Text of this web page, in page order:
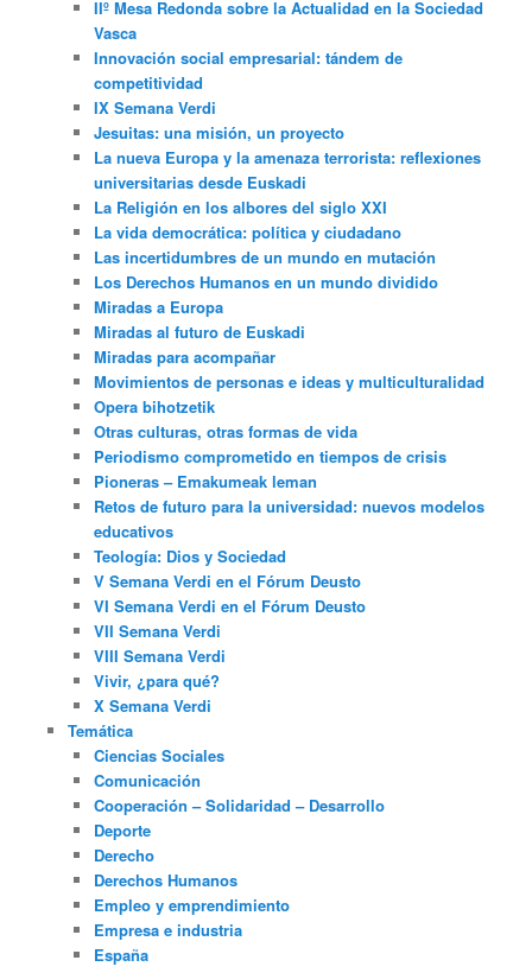
IIº Mesa Redonda sobre la Actualidad en la Sociedad
Vasca
Innovación social empresarial: tándem de
competitividad
IX Semana Verdi
Jesuitas: una misión, un proyecto
La nueva Europa y la amenaza terrorista: reflexiones
universitarias desde Euskadi
La Religión en los albores del siglo XXI
La vida democrática: política y ciudadano
Las incertidumbres de un mundo en mutación
Los Derechos Humanos en un mundo dividido
Miradas a Europa
Miradas al futuro de Euskadi
Miradas para acompañar
Movimientos de personas e ideas y multiculturalidad
Opera bihotzetik
Otras culturas, otras formas de vida
Periodismo comprometido en tiempos de crisis
Pioneras – Emakumeak leman
Retos de futuro para la universidad: nuevos modelos
educativos
Teología: Dios y Sociedad
V Semana Verdi en el Fórum Deusto
VI Semana Verdi en el Fórum Deusto
VII Semana Verdi
VIII Semana Verdi
Vivir, ¿para qué?
X Semana Verdi
Temática
Ciencias Sociales
Comunicación
Cooperación – Solidaridad – Desarrollo
Deporte
Derecho
Derechos Humanos
Empleo y emprendimiento
Empresa e industria
España